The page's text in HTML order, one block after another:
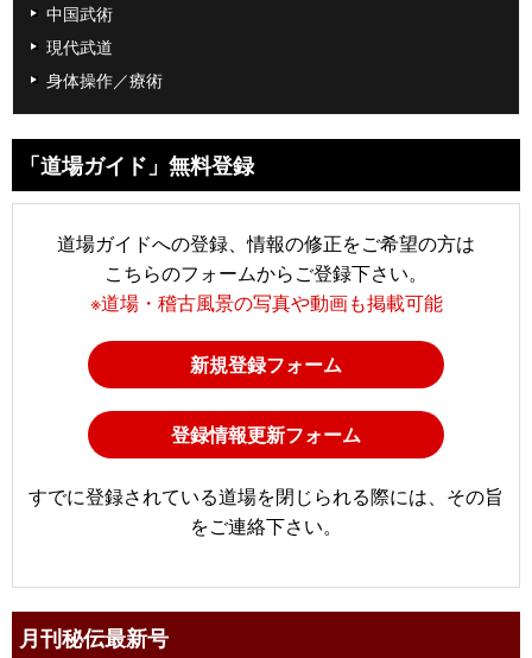
中国武術
現代武道
身体操作／療術
「道場ガイド」無料登録
道場ガイドへの登録、情報の修正をご希望の方は
こちらのフォームからご登録下さい。
※道場・稽古風景の写真や動画も掲載可能
新規登録フォーム
登録情報更新フォーム
すでに登録されている道場を閉じられる際には、その旨
をご連絡下さい。
月刊秘伝最新号